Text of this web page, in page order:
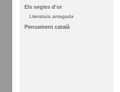
Els segles d'or
Literatura amagada
Pensament català